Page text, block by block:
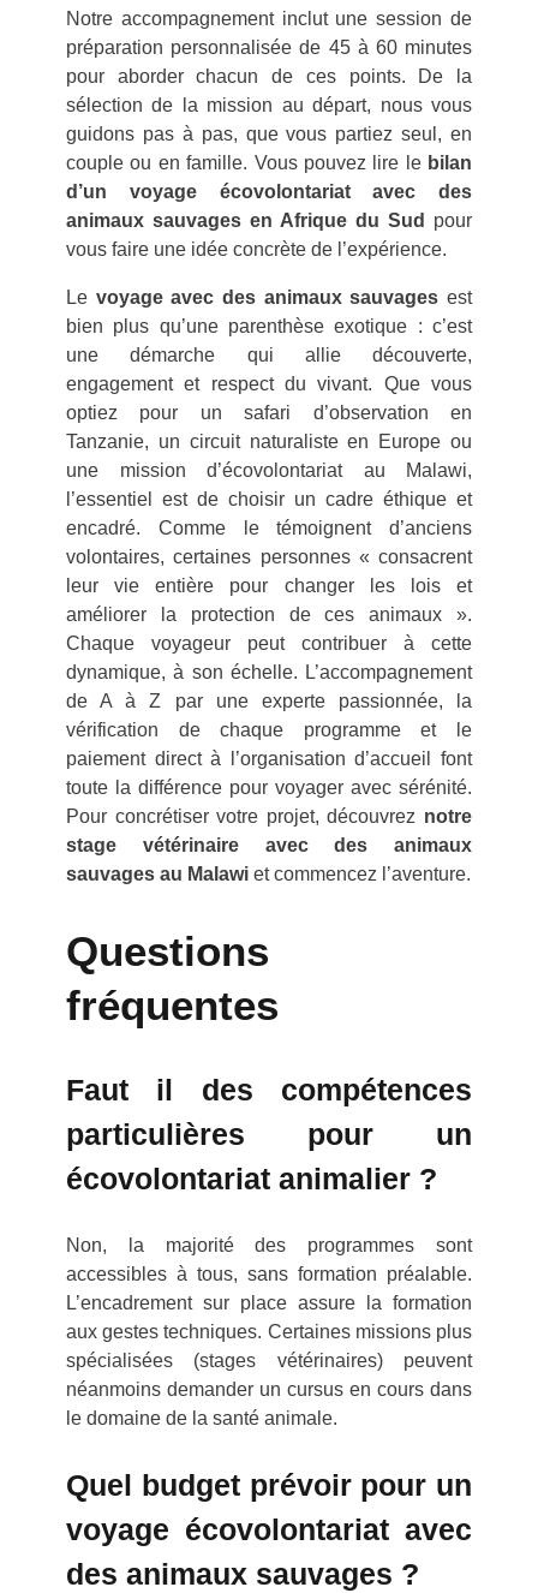
Notre accompagnement inclut une session de
préparation personnalisée de 45 à 60 minutes
pour aborder chacun de ces points. De la
sélection de la mission au départ, nous vous
guidons pas à pas, que vous partiez seul, en
couple ou en famille. Vous pouvez lire le bilan
d’un voyage écovolontariat avec des
animaux sauvages en Afrique du Sud
pour
vous faire une idée concrète de l’expérience.
Le voyage avec des animaux sauvages est
bien plus qu’une parenthèse exotique : c’est
une démarche qui allie découverte,
engagement et respect du vivant. Que vous
optiez pour un safari d’observation en
Tanzanie, un circuit naturaliste en Europe ou
une mission d’écovolontariat au Malawi,
l’essentiel est de choisir un cadre éthique et
encadré. Comme le témoignent d’anciens
volontaires, certaines personnes « consacrent
leur vie entière pour changer les lois et
améliorer la protection de ces animaux ».
Chaque voyageur peut contribuer à cette
dynamique, à son échelle. L’accompagnement
de A à Z par une experte passionnée, la
vérification de chaque programme et le
paiement direct à l’organisation d’accueil font
toute la différence pour voyager avec sérénité.
Pour concrétiser votre projet, découvrez notre
stage vétérinaire avec des animaux
sauvages au Malawi et commencez l’aventure.
Questions
fréquentes
Faut il des compétences
particulières pour un
écovolontariat animalier ?
Non, la majorité des programmes sont
accessibles à tous, sans formation préalable.
L’encadrement sur place assure la formation
aux gestes techniques. Certaines missions plus
spécialisées (stages vétérinaires) peuvent
néanmoins demander un cursus en cours dans
le domaine de la santé animale.
Quel budget prévoir pour un
voyage écovolontariat avec
des animaux sauvages ?